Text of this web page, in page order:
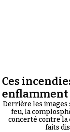
Ces
enflamment
Derrière les images
feu, la
concerté contre la
faits